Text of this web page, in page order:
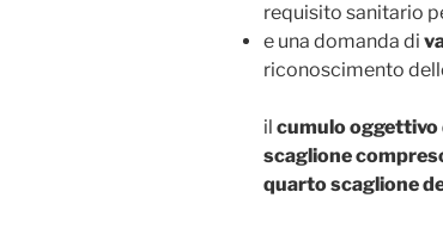
requisito sanitario
e una domanda di
riconoscimento
il cumulo oggettivo
scaglione
quarto scaglione